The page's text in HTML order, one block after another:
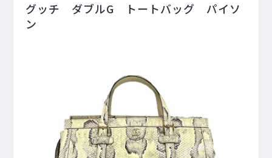
グッチ ダブルG トートバッグ パイソ
ン